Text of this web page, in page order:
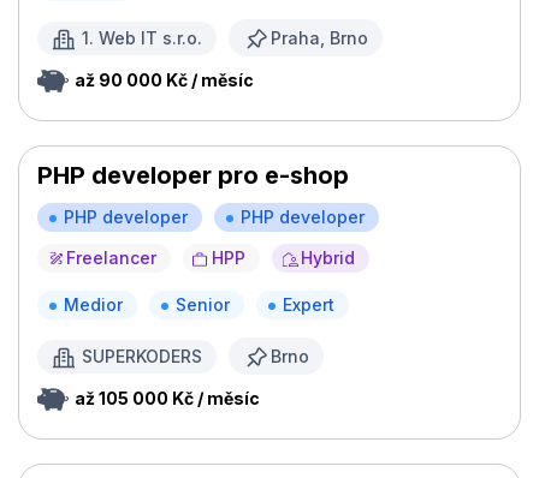
1. Web IT s.r.o. Praha, Brno
až 90 000 Kč / měsíc
PHP developer pro e-shop
PHP developer
PHP developer
Freelancer
HPP Hybrid
Medior Senior Expert
SUPERKODERS Brno
až 105 000 Kč / měsíc